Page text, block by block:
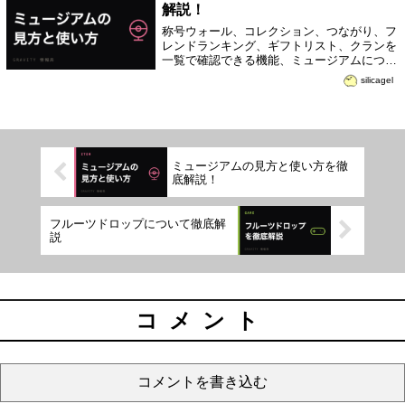
解説！
称号ウォール、コレクション、つながり、フ
レンドランキング、ギフトリスト、クランを
一覧で確認できる機能、ミュージアムについ
silicagel
ミュージアムの見方と使い方を徹
底解説！
フルーツドロップについて徹底解
説
コメント
コメントを書き込む